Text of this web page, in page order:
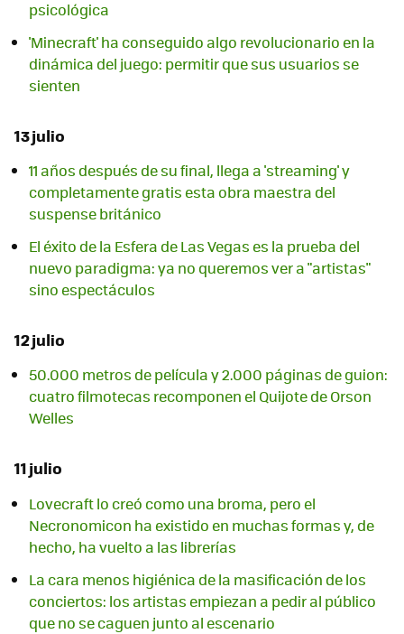
psicológica
'Minecraft' ha conseguido algo revolucionario en la
dinámica del juego: permitir que sus usuarios se
sienten
13 julio
11 años después de su final, llega a 'streaming' y
completamente gratis esta obra maestra del
suspense británico
El éxito de la Esfera de Las Vegas es la prueba del
nuevo paradigma: ya no queremos ver a "artistas"
sino espectáculos
12 julio
50.000 metros de película y 2.000 páginas de guion:
cuatro filmotecas recomponen el Quijote de Orson
Welles
11 julio
Lovecraft lo creó como una broma, pero el
Necronomicon ha existido en muchas formas y, de
hecho, ha vuelto a las librerías
La cara menos higiénica de la masificación de los
conciertos: los artistas empiezan a pedir al público
que no se caguen junto al escenario